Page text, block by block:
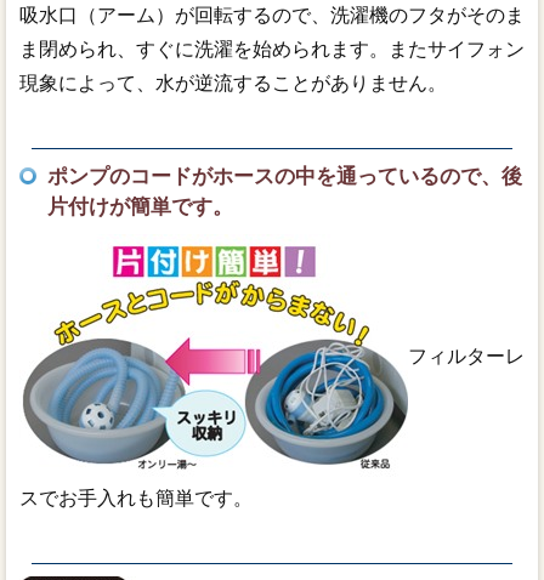
吸水口（アーム）が回転するので、洗濯機のフタがそのま
ま閉められ、すぐに洗濯を始められます。またサイフォン
現象によって、水が逆流することがありません。
ポンプのコードがホースの中を通っているので、後
片付けが簡単です。
フィルターレ
スでお手入れも簡単です。